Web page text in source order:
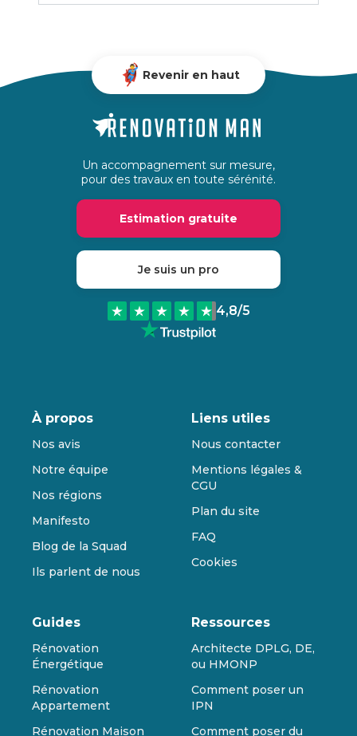
Revenir en haut
Un accompagnement sur mesure,
pour des travaux en toute sérénité.
Estimation gratuite
Je suis un pro
4,8/5
À propos
Nos avis
Notre équipe
Nos régions
Manifesto
Blog de la Squad
Ils parlent de nous
Liens utiles
Nous contacter
Mentions légales &
CGU
Plan du site
FAQ
Cookies
Guides
Rénovation
Énergétique
Rénovation
Appartement
Rénovation Maison
Ressources
Architecte DPLG, DE,
ou HMONP
Comment poser un
IPN
Comment poser du